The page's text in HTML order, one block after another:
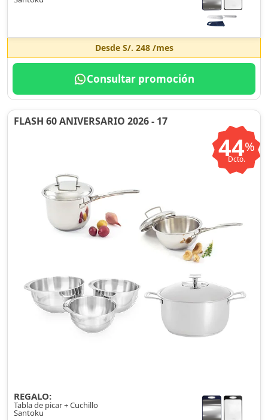
Desde S/. 248/mes
Consultar promoción
FLASH 60 ANIVERSARIO 2026 - 17
44%
Dcto.
REGALO:
Tabla de picar + Cuchillo
Santoku